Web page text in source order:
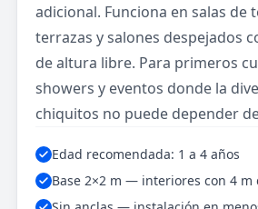
adicional. Funciona en salas de
terrazas y salones despejados
de altura libre. Para primeros
showers y eventos donde la
chiquitos no puede depender
Edad recomendada: 1 a 4 años
Base 2×2 m — interiores con 4